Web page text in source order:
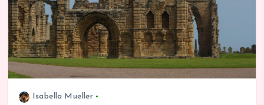
Isabella Mueller